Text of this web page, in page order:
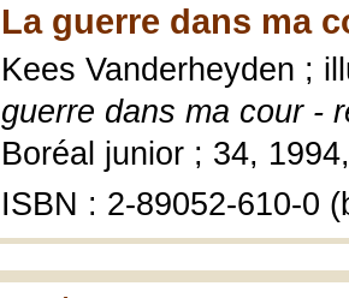
La guerre dans ma
Kees Vanderheyden ;
guerre dans ma cour -
Boréal junior ; 34,
ISBN : 2-89052-610-0